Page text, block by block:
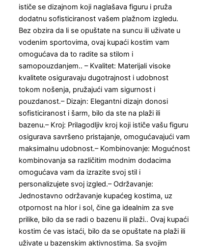
ističe se dizajnom koji naglašava figuru i pruža
dodatnu sofisticiranost vašem plažnom izgledu.
Bez obzira da li se opuštate na suncu ili uživate u
vodenim sportovima, ovaj kupaći kostim vam
omogućava da to radite sa stilom i
samopouzdanjem.. – Kvalitet: Materijali visoke
kvalitete osiguravaju dugotrajnost i udobnost
tokom nošenja, pružajući vam sigurnost i
pouzdanost.– Dizajn: Elegantni dizajn donosi
sofisticiranost i šarm, bilo da ste na plaži ili
bazenu.– Kroj: Prilagodljiv kroj koji ističe vašu figuru
osigurava savršeno pristajanje, omogućavajući vam
maksimalnu udobnost.– Kombinovanje: Mogućnost
kombinovanja sa različitim modnim dodacima
omogućava vam da izrazite svoj stil i
personalizujete svoj izgled.– Održavanje:
Jednostavno održavanje kupaćeg kostima, uz
otpornost na hlor i sol, čine ga idealnim za sve
prilike, bilo da se radi o bazenu ili plaži.. Ovaj kupaći
kostim će vas istaći, bilo da se opuštate na plaži ili
uživate u bazenskim aktivnostima. Sa svojim